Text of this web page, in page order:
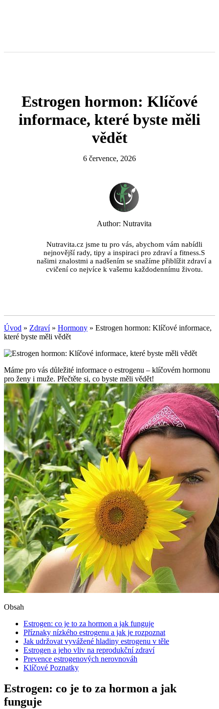
Estrogen hormon: Klíčové
informace, které byste měli
vědět
6 července, 2026
Author: Nutravita
Nutravita.cz jsme tu pro vás, abychom vám nabídli
nejnovější rady, tipy a inspiraci pro zdraví a fitness.S
našimi znalostmi a nadšením se snažíme přiblížit zdraví a
cvičení co nejvíce k vašemu každodennímu životu.
Úvod » Zdraví» Hormony » Estrogen hormon: Klíčové informace,
které byste měli vědět
Máme pro vás důležité informace o estrogenu – klíčovém hormonu
pro ženy i muže. Přečtěte si, co byste měli vědět!
Obsah
Estrogen: co je to za hormon a jak funguje
Příznaky nízkého estrogenu a jak je rozpoznat
Jak udržovat vyvážené hladiny estrogenu v těle
Estrogen a jeho vliv na reprodukční zdraví
Prevence estrogenových nerovnováh
Klíčové Poznatky
Estrogen: co je to za hormon a jak
funguje